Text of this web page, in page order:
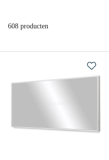
608 producten